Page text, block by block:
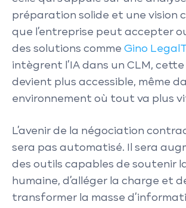
préparation solide et une vision
que l’entreprise peut accepter
des solutions comme Gino
intègrent l’IA dans un CLM,
devient plus accessible, même
environnement où tout va plus
L’avenir de la négociation
sera pas automatisé. Il sera
des outils capables de soutenir
humaine, d’alléger la charge et
transformer la masse